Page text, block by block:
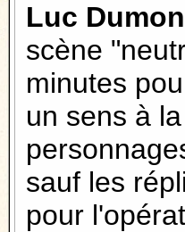
Luc
scène
minutes
un sens à
sauf les
pour